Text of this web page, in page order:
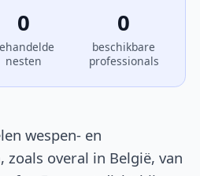
0
nesten
0
beschikbare
professionals
wespen- en
zoals overal in België, van